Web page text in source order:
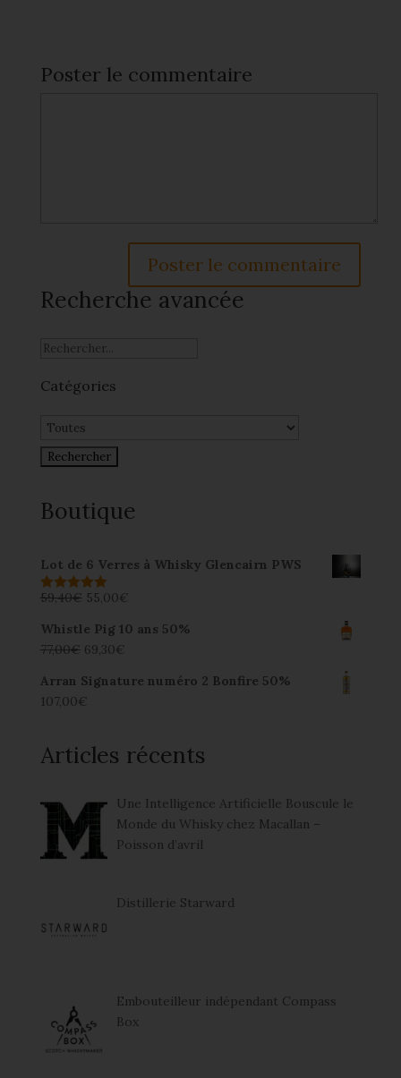
Poster le commentaire
Recherche avancée
Catégories
Boutique
Lot de 6 Verres à Whisky Glencairn PWS
Note5.00
59,40€ 55,00€
Whistle Pig 10 ans 50%
77,00€ 69,30€
Arran Signature numéro 2 Bonfire 50%
107,00€
Articles récents
Une Intelligence Artificielle Bouscule le
Monde du Whisky chez Macallan –
Poisson d’avril
Distillerie Starward
Embouteilleur indépendant Compass
Box